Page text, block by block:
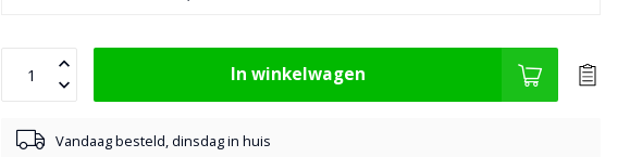
In winkelwagen
Vandaag besteld, dinsdag in huis